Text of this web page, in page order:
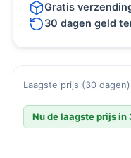
Gratis
30 dagen geld
Laagste prijs (30 dagen)
Nu de laagste prijs in